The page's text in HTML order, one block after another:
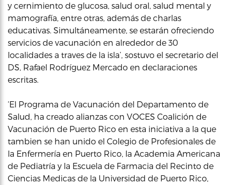
y cernimiento de glucosa, salud oral, salud mental y
mamografía, entre otras, además de charlas
educativas. Simultáneamente, se estarán ofreciendo
servicios de vacunación en alrededor de 30
localidades a traves de la isla’, sostuvo el secretario del
DS, Rafael Rodríguez Mercado en declaraciones
escritas.
‘El Programa de Vacunación del Departamento de
Salud, ha creado alianzas con VOCES Coalición de
Vacunación de Puerto Rico en esta iniciativa a la que
tambien se han unido el Colegio de Profesionales de
la Enfermería en Puerto Rico, la Academia Americana
de Pediatría y la Escuela de Farmacia del Recinto de
Ciencias Medicas de la Universidad de Puerto Rico,